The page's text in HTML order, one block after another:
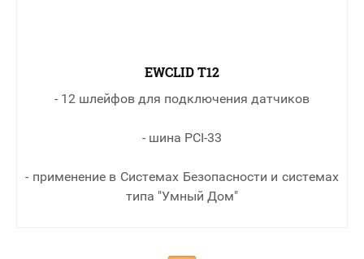
EWCLID T12
- 12 шлейфов для подключения датчиков
- шина PCI-33
- применение в Cистемах Безопасности и системах
типа "Умный Дом"